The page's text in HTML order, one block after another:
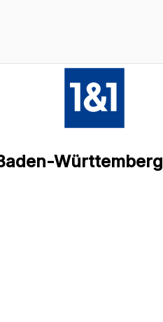
Württemberg